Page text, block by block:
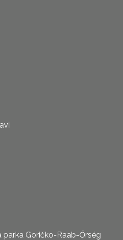
parka Goričko-Raab-Őrség